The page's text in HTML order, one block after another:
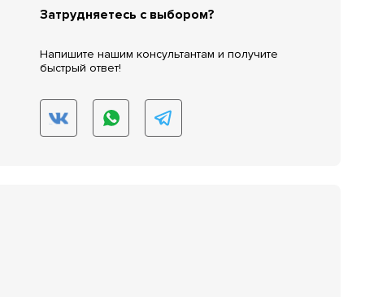
Затрудняетесь с выбором?
Напишите нашим консультантам и получите
быстрый ответ!